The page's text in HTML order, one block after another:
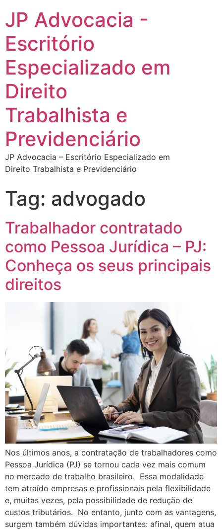
JP Advocacia -
Escritório
Especializado em
Direito
Trabalhista e
Previdenciário
JP Advocacia – Escritório Especializado em
Direito Trabalhista e Previdenciário
Tag: advogado
Trabalhador contratado
como Pessoa Jurídica – PJ:
Conheça os seus principais
direitos
Nos últimos anos, a contratação de trabalhadores como
Pessoa Jurídica (PJ) se tornou cada vez mais comum
no mercado de trabalho brasileiro. Essa modalidade
tem atraído empresas e profissionais pela flexibilidade
e, muitas vezes, pela possibilidade de redução de
custos tributários. No entanto, junto com as vantagens,
surgem também dúvidas importantes: afinal, quem atua